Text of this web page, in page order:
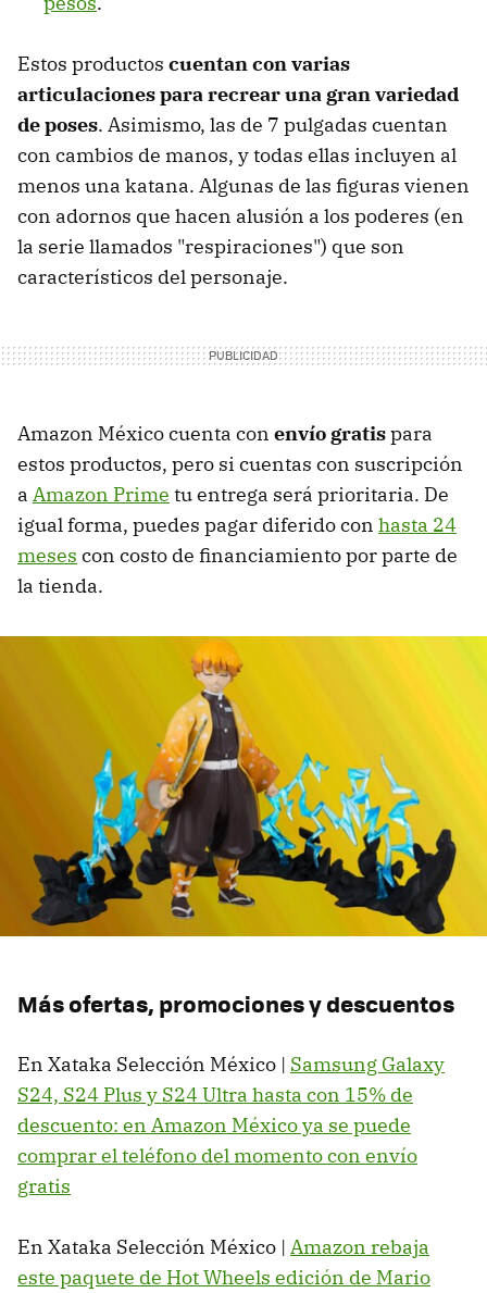
Estos productos cuentan con varias
articulaciones para recrear una gran variedad
de poses. Asimismo, las de 7 pulgadas cuentan
con cambios de manos, y todas ellas incluyen al
menos una katana. Algunas de las figuras vienen
con adornos que hacen alusión a los poderes (en
la serie llamados "respiraciones") que son
característicos del personaje.
Amazon México cuenta con envío gratispara
estos productos, pero si cuentas con suscripción
a Amazon Prime tu entrega será prioritaria. De
igual forma, puedes pagar diferido con hasta 24
meses con costo de financiamiento por parte de
la tienda.
Más ofertas, promociones y descuentos
En Xataka Selección México | Samsung Galaxy
S24, S24 Plus y S24 Ultra hasta con 15% de
descuento: en Amazon México ya se puede
comprar el teléfono del momento con envío
gratis
En Xataka Selección México | Amazon rebaja
este paquete de Hot Wheels edición de Mario